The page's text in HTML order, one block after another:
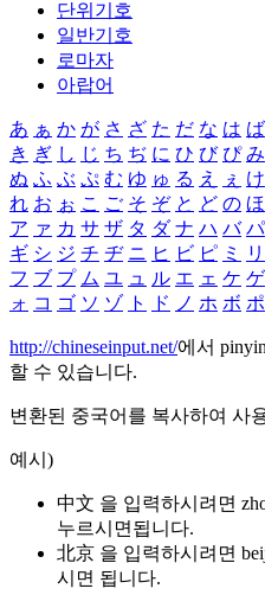
단위기호
일반기호
로마자
아랍어
あ ぁ か が さ ざ た だ な は ば
き ぎ し じ ち ぢ に ひ び ぴ み
ぬ ふ ぶ ぷ む ゆ ゅ る え ぇ け
れ お ぉ こ ご そ ぞ と ど の ほ
ア ァ カ サ ザ タ ダ ナ ハ バ パ
ギ シ ジ チ ヂ ニ ヒ ビ ピ ミ リ
フ ブ プ ム ユ ュ ル エ ェ ケ ゲ
ォ コ ゴ ソ ゾ ト ド ノ ホ ボ ポ
http://chineseinput.net/에서
할 수 있습니다.
변환된 중국어를 복사하여 사
예시)
中文 을 입력하시려면
누르시면됩니다.
北京 을 입력하시려면
시면 됩니다.